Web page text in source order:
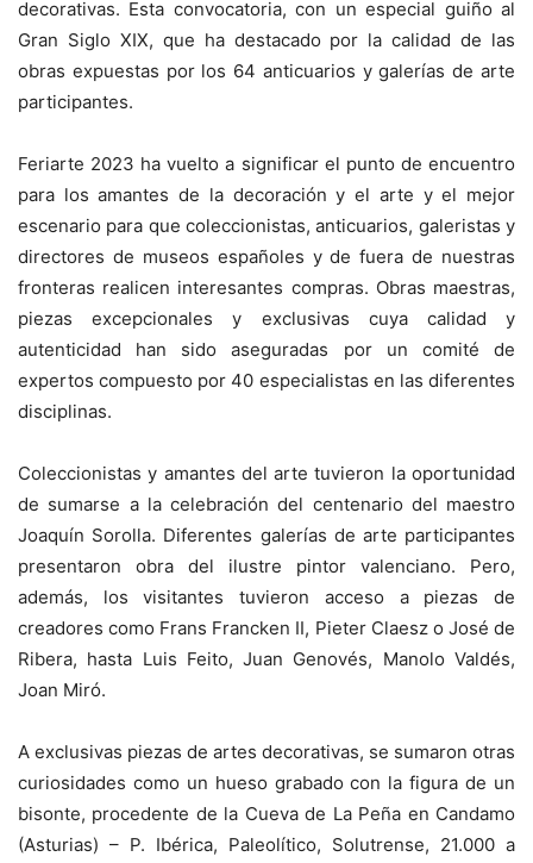
decorativas. Esta convocatoria, con un especial guiño al
Gran Siglo XIX, que ha destacado por la calidad de las
obras expuestas por los 64 anticuarios y galerías de arte
participantes.
Feriarte 2023 ha vuelto a significar el punto de encuentro
para los amantes de la decoración y el arte y el mejor
escenario para que coleccionistas, anticuarios, galeristas y
directores de museos españoles y de fuera de nuestras
fronteras realicen interesantes compras. Obras maestras,
piezas excepcionales y exclusivas cuya calidad y
autenticidad han sido aseguradas por un comité de
expertos compuesto por 40 especialistas en las diferentes
disciplinas.
Coleccionistas y amantes del arte tuvieron la oportunidad
de sumarse a la celebración del centenario del maestro
Joaquín Sorolla. Diferentes galerías de arte participantes
presentaron obra del ilustre pintor valenciano. Pero,
además, los visitantes tuvieron acceso a piezas de
creadores como Frans Francken II, Pieter Claesz o José de
Ribera, hasta Luis Feito, Juan Genovés, Manolo Valdés,
Joan Miró.
A exclusivas piezas de artes decorativas, se sumaron otras
curiosidades como un hueso grabado con la figura de un
bisonte, procedente de la Cueva de La Peña en Candamo
(Asturias) – P. Ibérica, Paleolítico, Solutrense, 21.000 a